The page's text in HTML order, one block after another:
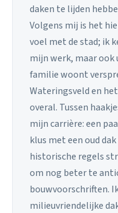
daken te lijden
Volgens mij is het
voel met de stad; ik
mijn werk, maar
familie woont
Wateringsveld en
overal. Tussen
mijn carrière: een
klus met een oud
historische regels
om nog beter te
bouwvoorschriften.
milieuvriendelijke